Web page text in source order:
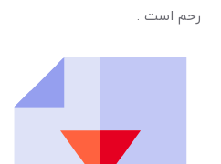
رحم است .